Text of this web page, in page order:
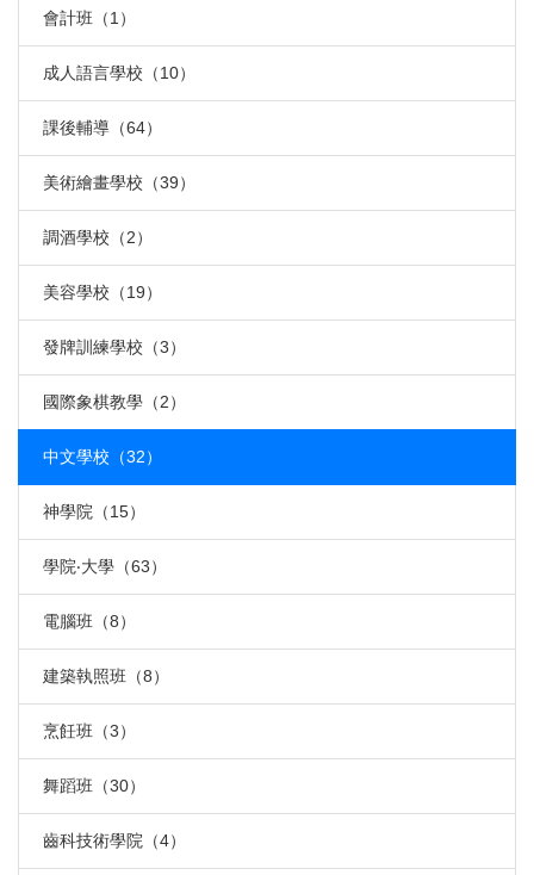
會計班（1）
成人語言學校（10）
課後輔導（64）
美術繪畫學校（39）
調酒學校（2）
美容學校（19）
發牌訓練學校（3）
國際象棋教學（2）
中文學校（32）
神學院（15）
學院‧大學（63）
電腦班（8）
建築執照班（8）
烹飪班（3）
舞蹈班（30）
齒科技術學院（4）